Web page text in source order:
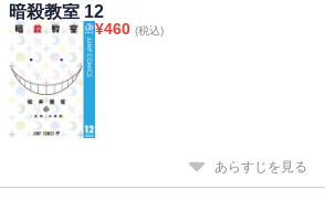
暗殺教室 12
¥460 (税込)
あらすじを見る